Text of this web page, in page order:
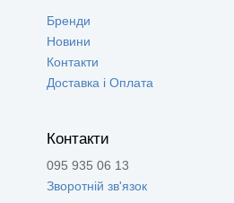
Бренди
Новини
Контакти
Доставка і Оплата
Контакти
095 935 06 13
Зворотній зв'язок